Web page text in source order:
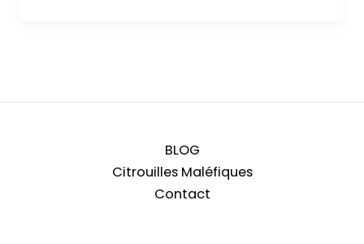
BLOG
Citrouilles Maléfiques
Contact